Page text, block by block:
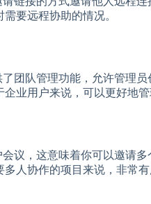
要远程协助的情况。
团队管理功能，允许管理员
业用户来说，可以更好地管
会议，这意味着你可以邀请多
人协作的项目来说，非常有